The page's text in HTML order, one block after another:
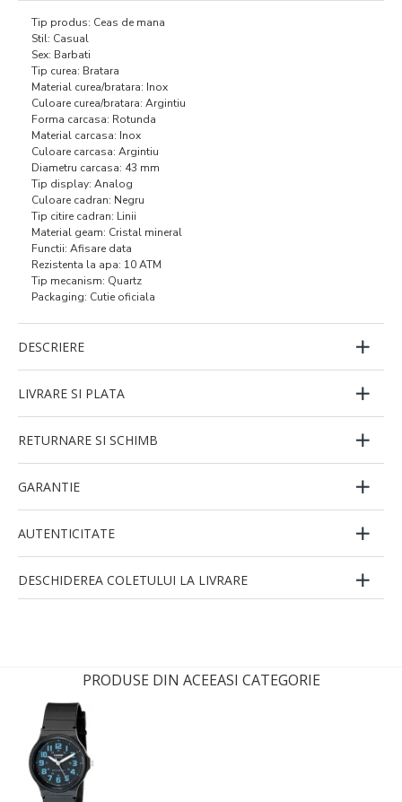
Tip produs: Ceas de mana
Stil: Casual
Sex: Barbati
Tip curea: Bratara
Material curea/bratara: Inox
Culoare curea/bratara: Argintiu
Forma carcasa: Rotunda
Material carcasa: Inox
Culoare carcasa: Argintiu
Diametru carcasa: 43 mm
Tip display: Analog
Culoare cadran: Negru
Tip citire cadran: Linii
Material geam: Cristal mineral
Functii: Afisare data
Rezistenta la apa: 10 ATM
Tip mecanism: Quartz
Packaging: Cutie oficiala
DESCRIERE
LIVRARE SI PLATA
RETURNARE SI SCHIMB
GARANTIE
AUTENTICITATE
DESCHIDEREA COLETULUI LA LIVRARE
PRODUSE DIN ACEEASI CATEGORIE